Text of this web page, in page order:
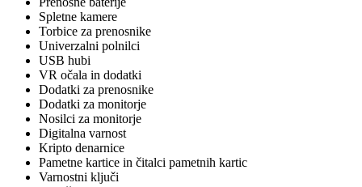
Spletne kamere
Torbice za prenosnike
Univerzalni polnilci
USB hubi
VR očala in dodatki
Dodatki za prenosnike
Dodatki za monitorje
Nosilci za monitorje
Digitalna varnost
Kripto denarnice
Pametne kartice in čitalci pametnih kartic
Varnostni ključi